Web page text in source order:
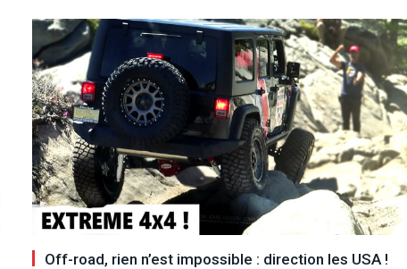
Off-road, rien n’est impossible : direction les USA !